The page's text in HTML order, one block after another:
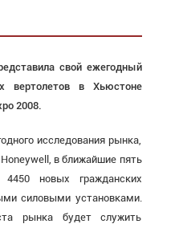
свой ежегодный
вертолетов в Хьюстоне
2008.
исследования рынка,
в ближайшие пять
4450 новых гражданских
силовыми установками.
рынка будет служить